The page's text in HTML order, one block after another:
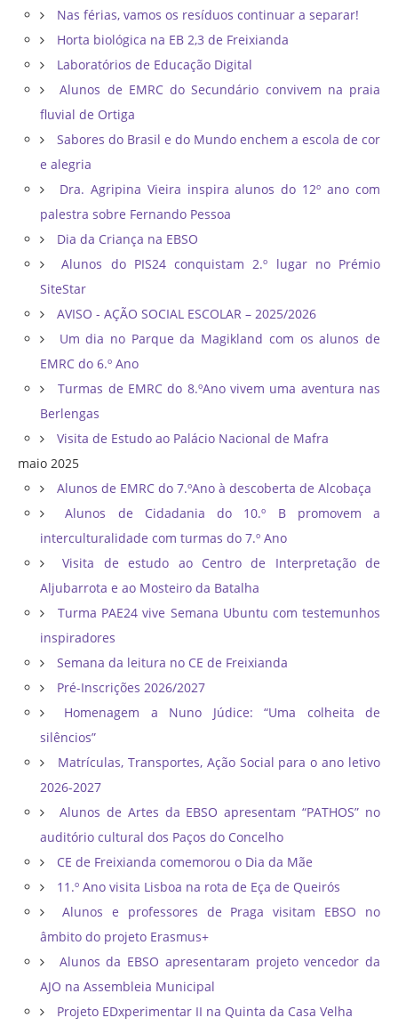
Nas férias, vamos os resíduos continuar a separar!
Horta biológica na EB 2,3 de Freixianda
Laboratórios de Educação Digital
Alunos de EMRC do Secundário convivem na praia
fluvial de Ortiga
Sabores do Brasil e do Mundo enchem a escola de cor
e alegria
Dra. Agripina Vieira inspira alunos do 12º ano com
palestra sobre Fernando Pessoa
Dia da Criança na EBSO
Alunos do PIS24 conquistam 2.º lugar no Prémio
SiteStar
AVISO - AÇÃO SOCIAL ESCOLAR – 2025/2026
Um dia no Parque da Magikland com os alunos de
EMRC do 6.º Ano
Turmas de EMRC do 8.ºAno vivem uma aventura nas
Berlengas
Visita de Estudo ao Palácio Nacional de Mafra
maio 2025
Alunos de EMRC do 7.ºAno à descoberta de Alcobaça
Alunos de Cidadania do 10.º B promovem a
interculturalidade com turmas do 7.º Ano
Visita de estudo ao Centro de Interpretação de
Aljubarrota e ao Mosteiro da Batalha
Turma PAE24 vive Semana Ubuntu com testemunhos
inspiradores
Semana da leitura no CE de Freixianda
Pré-Inscrições 2026/2027
Homenagem a Nuno Júdice: “Uma colheita de
silêncios”
Matrículas, Transportes, Ação Social para o ano letivo
2026-2027
Alunos de Artes da EBSO apresentam “PATHOS” no
auditório cultural dos Paços do Concelho
CE de Freixianda comemorou o Dia da Mãe
11.º Ano visita Lisboa na rota de Eça de Queirós
Alunos e professores de Praga visitam EBSO no
âmbito do projeto Erasmus+
Alunos da EBSO apresentaram projeto vencedor da
AJO na Assembleia Municipal
Projeto EDxperimentar II na Quinta da Casa Velha